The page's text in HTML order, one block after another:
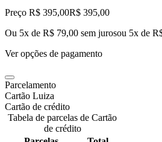
Preço R$ 395,00R$ 395,00
Ou 5x de R$ 79,00 sem jurosou 5x de
Ver opções de pagamento
Parcelamento
Cartão Luiza
Cartão de crédito
Tabela de parcelas de Cartão
de crédito